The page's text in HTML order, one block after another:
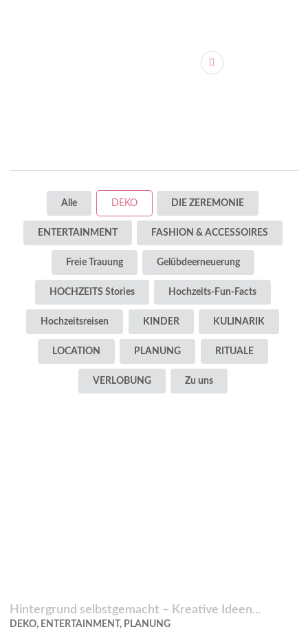
Alle DEKO DIE ZEREMONIE
ENTERTAINMENT FASHION & ACCESSOIRES
Freie Trauung Gelübdeerneuerung
HOCHZEITS Stories Hochzeits-Fun-Facts
Hochzeitsreisen KINDER KULINARIK
LOCATION PLANUNG RITUALE
VERLOBUNG Zu uns
Hintergrund selbstgemacht – Kreative Ideen...
DEKO, ENTERTAINMENT, PLANUNG